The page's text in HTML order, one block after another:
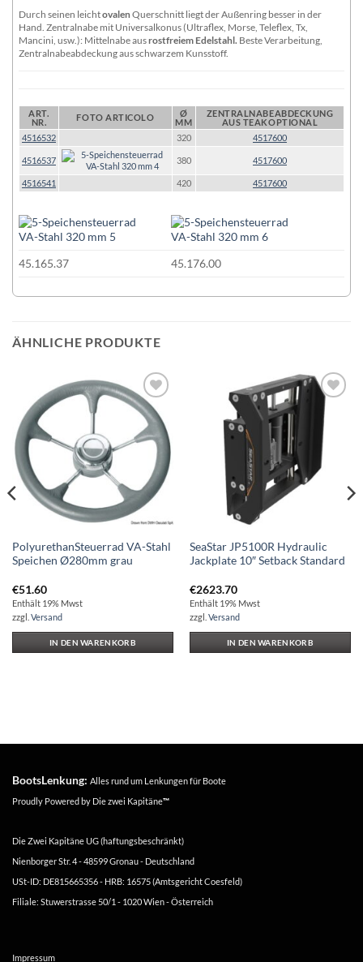
Durch seinen leichtovalenQuerschnitt liegt der Außenring besser in der
Hand. Zentralnabe mit Universalkonus (Ultraflex, Morse, Teleflex, Tx,
Mancini, usw.): Mittelnabe ausrostfreiem Edelstahl. Beste Verarbeitung,
Zentralnabeabdeckung aus schwarzem Kunsstoff.
ART.
NR.
FOTO ARTICOLO
Ø
MM
ZENTRALNABEABDECKUNG
AUS TEAKOPTIONAL
4516532
320 4517600
4516537 380 4517600
4516541 420 4517600
45.165.37 45.176.00
ÄHNLICHE PRODUKTE
Auf die
Wunschliste
PolyurethanSteuerrad VA-Stahl
Speichen Ø280mm grau
€51.60
Enthält 19% Mwst
zzgl. Versand
IN DEN WARENKORB
Auf die
Wunschliste
SeaStar JP5100R Hydraulic
Jackplate 10″ Setback Standard
€2623.70
Enthält 19% Mwst
zzgl. Versand
IN DEN WARENKORB
BootsLenkung: Alles rund um Lenkungen für Boote
Proudly Powered by Die zwei Kapitäne™
Die Zwei Kapitäne UG (haftungsbeschränkt)
Nienborger Str. 4 - 48599 Gronau - Deutschland
USt-ID: DE815665356 - HRB: 16575 (Amtsgericht Coesfeld)
Filiale: Stuwerstrasse 50/1 - 1020 Wien - Österreich
Impressum